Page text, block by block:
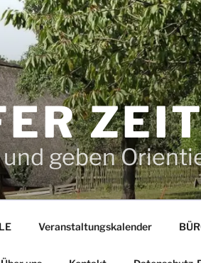
geben
Veranstaltungskalender